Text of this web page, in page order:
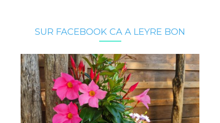
SUR FACEBOOK CA A LEYRE BON